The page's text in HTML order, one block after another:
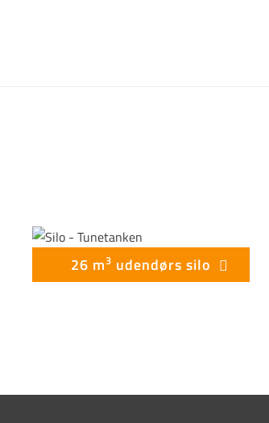
26 m3 udendørs silo